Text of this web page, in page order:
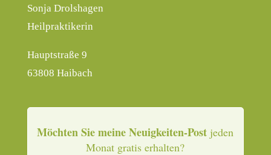
Sonja Drolshagen
Heilpraktikerin
Hauptstraße 9
63808 Haibach
Möchten Sie meine Neuigkeiten-Post jeden
Monat gratis erhalten?